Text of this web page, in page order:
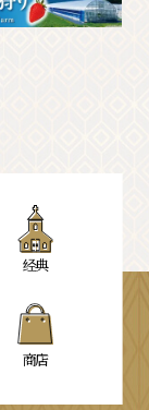
经典
商店